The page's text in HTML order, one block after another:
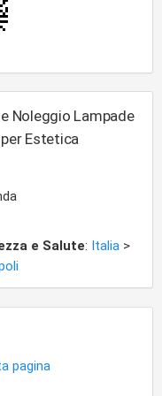
Noleggio Lampade
Estetica
e Salute: Italia >
pagina